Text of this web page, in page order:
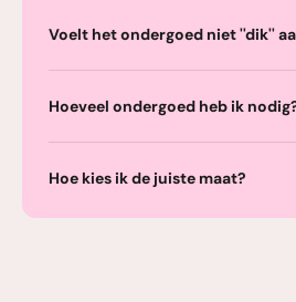
Voelt het ondergoed niet ''dik''
Hoeveel ondergoed heb ik
Hoe kies ik de juiste maat?